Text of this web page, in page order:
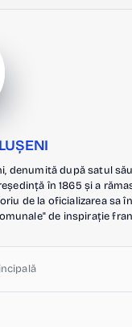
denumită după satul
în 1865 și a
de la oficializarea sa în
de inspirație